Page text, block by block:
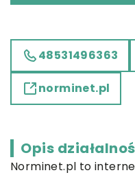
48531496363
norminet.pl
Opis
Norminet.pl to